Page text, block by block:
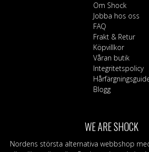
Om Shock
Jobba hos oss
FAQ
Frakt & Retur
Köpvillkor
Våran butik
Integritetspolicy
Blogg
WE ARE SHOCK
Nordens största alternativa webbshop